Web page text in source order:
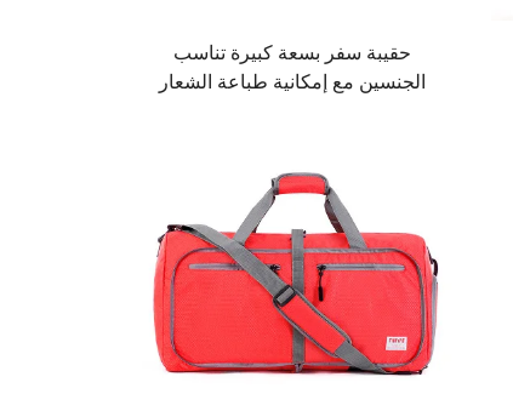
حقيبة سفر بسعة كبيرة تناسب
الجنسين مع إمكانية طباعة الشعار